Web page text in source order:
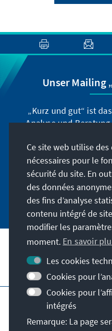
Unser Mailing
„Kurz und gut“ ist
Analyse und
Fischer-Bollin
Abständen in aller
für unsere nahe
Jetzt
Visitez aussi
Impressum
Conditions
Déclaration
Ce site web utilise
nécessaires pour le
sécurité du site. En
des données
des fins d’analyse
contenu intégré de
modifier les
moment. En savoir
Les cookies
Cookies pour
Cookies pour
intégrés
Remarque: La page